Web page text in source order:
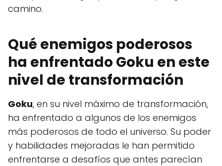
camino.
Qué enemigos poderosos
ha enfrentado Goku en este
nivel de transformación
Goku, en su nivel máximo de transformación,
ha enfrentado a algunos de los enemigos
más poderosos de todo el universo. Su poder
y habilidades mejoradas le han permitido
enfrentarse a desafíos que antes parecían